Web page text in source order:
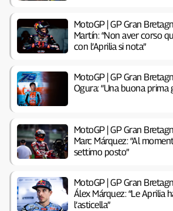
MotoGP | GP Gran
Martín: “Non aver corso
con l’Aprilia si nota”
MotoGP | GP Gran
Ogura: “Una buona prima
MotoGP | GP Gran
Marc Márquez: “Al
settimo posto”
MotoGP | GP Gran
Álex Márquez: “Le Aprilia
l’asticella”